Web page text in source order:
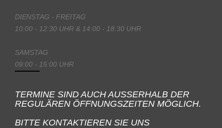
DIENSTAG - FREITAG
10:00 - 12:30 UHR & 14:00 - 18:30 UHR
SAMSTAG
09:00 - 15:00 UHR
TERMINE SIND AUCH AUSSERHALB DER
REGULÄREN ÖFFNUNGSZEITEN MÖGLICH.
BITTE KONTAKTIEREN SIE UNS